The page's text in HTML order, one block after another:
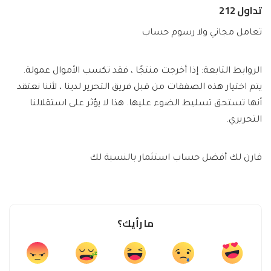
تداول 212
تعامل مجاني ولا رسوم حساب
الروابط التابعة: إذا أخرجت منتجًا ، فقد تكسب الأموال عمولة.
يتم اختيار هذه الصفقات من قبل فريق التحرير لدينا ، لأننا نعتقد
أنها تستحق تسليط الضوء عليها. هذا لا يؤثر على استقلالنا
التحريري.
قارن لك أفضل حساب استثمار بالنسبة لك
ما رأيك؟